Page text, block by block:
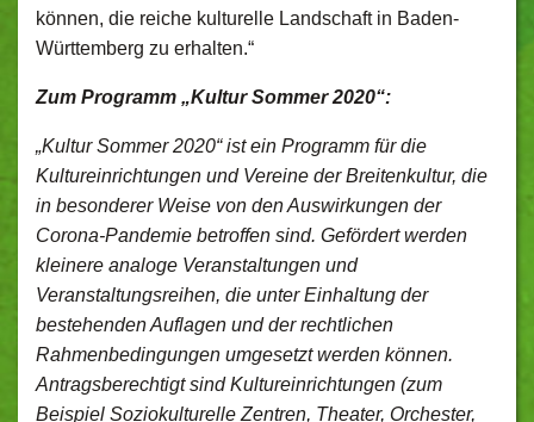
können, die reiche kulturelle Landschaft in Baden-
Württemberg zu erhalten.“
Zum Programm „Kultur Sommer 2020“:
„Kultur Sommer 2020“ ist ein Programm für die
Kultureinrichtungen und Vereine der Breitenkultur, die
in besonderer Weise von den Auswirkungen der
Corona-Pandemie betroffen sind. Gefördert werden
kleinere analoge Veranstaltungen und
Veranstaltungsreihen, die unter Einhaltung der
bestehenden Auflagen und der rechtlichen
Rahmenbedingungen umgesetzt werden können.
Antragsberechtigt sind Kultureinrichtungen (zum
Beispiel Soziokulturelle Zentren, Theater, Orchester,